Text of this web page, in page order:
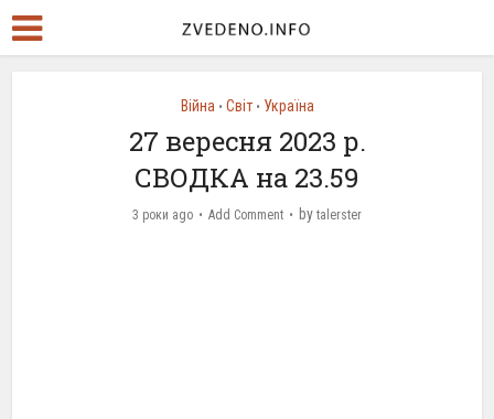
Війна • Світ • Україна
27 вересня 2023 р.
СВОДКА на 23.59
3 роки ago Add Comment by talerster